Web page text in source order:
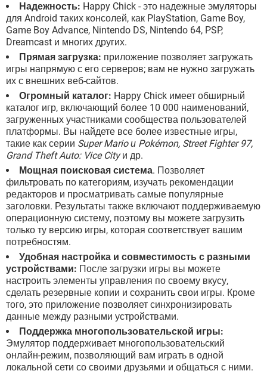
Надежность: Happy Chick - это надежные эмуляторы
для Android таких консолей, как PlayStation, Game Boy,
Game Boy Advance, Nintendo DS, Nintendo 64, PSP,
Dreamcast и многих других.
Прямая загрузка: приложение позволяет загружать
игры напрямую с его серверов; вам не нужно загружать
их с внешних веб-сайтов.
Огромный каталог: Happy Chick имеет обширный
каталог игр, включающий более 10 000 наименований,
загруженных участниками сообщества пользователей
платформы. Вы найдете все более известные игры,
такие как серии Super Mario и Pokémon, Street Fighter 97,
Grand Theft Auto: Vice Cityи др.
Мощная поисковая система. Позволяет
фильтровать по категориям, изучать рекомендации
редакторов и просматривать самые популярные
заголовки. Результаты также включают поддерживаемую
операционную систему, поэтому вы можете загрузить
только ту версию игры, которая соответствует вашим
потребностям.
Удобная настройка и совместимость с разными
устройствами: После загрузки игры вы можете
настроить элементы управления по своему вкусу,
сделать резервные копии и сохранить свои игры. Кроме
того, это приложение позволяет синхронизировать
данные между разными устройствами.
Поддержка многопользовательской игры:
Эмулятор поддерживает многопользовательский
онлайн-режим, позволяющий вам играть в одной
локальной сети со своими друзьями и общаться с ними.